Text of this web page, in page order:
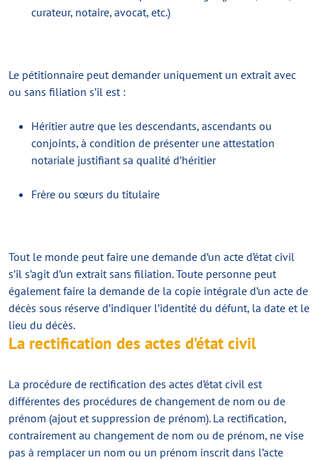
curateur, notaire, avocat, etc.)
Le pétitionnaire peut demander uniquement un extrait avec
ou sans filiation s’il est :
Héritier autre que les descendants, ascendants ou
conjoints, à condition de présenter une attestation
notariale justifiant sa qualité d’héritier
Frère ou sœurs du titulaire
Tout le monde peut faire une demande d’un acte d’état civil
s’il s’agit d’un extrait sans filiation. Toute personne peut
également faire la demande de la copie intégrale d’un acte de
décès sous réserve d’indiquer l’identité du défunt, la date et le
lieu du décès.
La rectification des actes d’état civil
La procédure de rectification des actes d’état civil est
différentes des procédures de changement de nom ou de
prénom (ajout et suppression de prénom). La rectification,
contrairement au changement de nom ou de prénom, ne vise
pas à remplacer un nom ou un prénom inscrit dans l’acte